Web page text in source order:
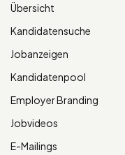
Übersicht
Kandidatensuche
Jobanzeigen
Kandidatenpool
Employer Branding
Jobvideos
E-Mailings